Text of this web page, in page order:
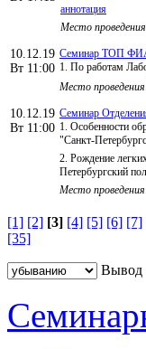
аннотация
Место
10.12.19
Вт 11:00
Семинар ТОП
1. По работам
Место
10.12.19
Вт 11:00
Семинар
1. Особенности
"Санкт-
2. Рождение
Петербургский
Место
[1] [2] [3] [4] [5] [6] [7]
[35]
Вывод